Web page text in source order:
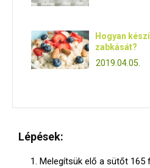
Hogyan
zabkását?
2019.04.05.
Lépések:
Melegítsük elő a sütőt 165